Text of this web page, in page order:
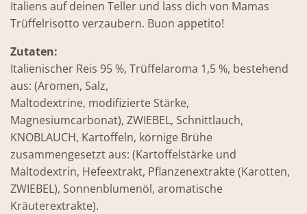
Italiens auf deinen Teller und lass dich von Mamas
Trüffelrisotto verzaubern. Buon appetito!
Zutaten:
Italienischer Reis 95 %, Trüffelaroma 1,5 %, bestehend
aus: (Aromen, Salz,
Maltodextrine, modifizierte Stärke,
Magnesiumcarbonat), ZWIEBEL, Schnittlauch,
KNOBLAUCH, Kartoffeln, körnige Brühe
zusammengesetzt aus: (Kartoffelstärke und
Maltodextrin, Hefeextrakt, Pflanzenextrakte (Karotten,
ZWIEBEL), Sonnenblumenöl, aromatische
Kräuterextrakte).